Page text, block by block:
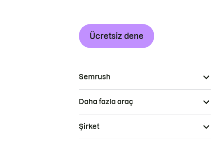
Ücretsiz dene
Semrush
Daha fazla araç
Şirket